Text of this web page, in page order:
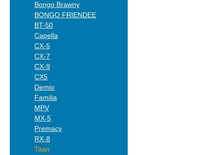
Bongo Brawny
BONGO FRIENDEE
BT-50
Capella
CX-5
CX-7
CX-9
CX5
Demio
Familia
MPV
MX-5
Premacy
RX-8
Titan